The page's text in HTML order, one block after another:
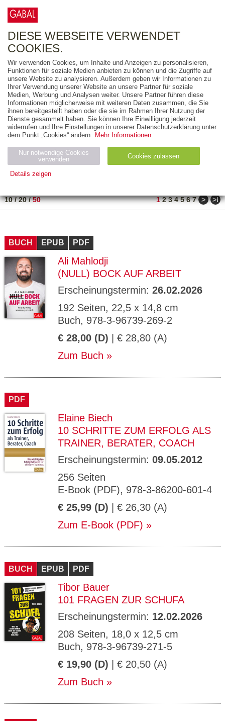
FREITEXT
AUSGABEART
AUS DER REIHE
ZUM THEMA
Neuerscheinung
Bestseller
PREIS
10/20/50 1 2 3 4 5 6 7 > >ǀ
BUCH EPUB PDF
Ali Mahlodji
(NULL) BOCK AUF ARBEIT
Erscheinungstermin: 26.02.2026
192 Seiten, 22,5 x 14,8 cm
Buch, 978-3-96739-269-2
€ 28,00 (D) | € 28,80 (A)
Zum Buch
PDF
Elaine Biech
10 SCHRITTE ZUM ERFOLG ALS
TRAINER, BERATER, COACH
Erscheinungstermin: 09.05.2012
256 Seiten
E-Book (PDF), 978-3-86200-601-4
€ 25,99 (D) | € 26,30 (A)
Zum E-Book (PDF)
BUCH EPUB PDF
Tibor Bauer
101 FRAGEN ZUR SCHUFA
Erscheinungstermin: 12.02.2026
208 Seiten, 18,0 x 12,5 cm
Buch, 978-3-96739-271-5
€ 19,90 (D) | € 20,50 (A)
Zum Buch
DIESE WEBSEITE VERWENDET
COOKIES.
Wir verwenden Cookies, um Inhalte und Anzeigen zu personalisieren,
Funktionen für soziale Medien anbieten zu können und die Zugriffe auf
unsere Website zu analysieren. Außerdem geben wir Informationen zu
Ihrer Verwendung unserer Website an unsere Partner für soziale
Medien, Werbung und Analysen weiter. Unsere Partner führen diese
Informationen möglicherweise mit weiteren Daten zusammen, die Sie
ihnen bereitgestellt haben oder die sie im Rahmen Ihrer Nutzung der
Dienste gesammelt haben. Sie können Ihre Einwilligung jederzeit
widerrufen und Ihre Einstellungen in unserer Datenschutzerklärung unter
dem Punkt „Cookies“ ändern. Mehr Informationen.
Nur notwendige Cookies
verwenden
Cookies zulassen
Details zeigen
Name Zweck
Ty
ESSION
_ID
verlag.
de
Session verwendet
GV_CO
OKIES
gabal-
Speichert den Zustimmungsstatus des
Benutzers für Cookies auf der aktuellen
Domäne.